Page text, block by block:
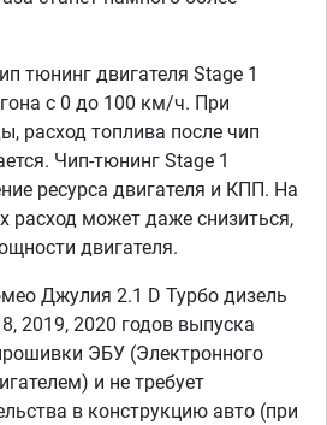
тюнинг двигателя Stage 1
с 0 до 100 км/ч. При
расход топлива после чип
Чип-тюнинг Stage 1
ресурса двигателя и КПП. На
расход может даже снизиться,
двигателя.
Джулия 2.1 D Турбо дизель
2019, 2020 годов выпуска
ЭБУ (Электронного
и не требует
в конструкцию авто (при